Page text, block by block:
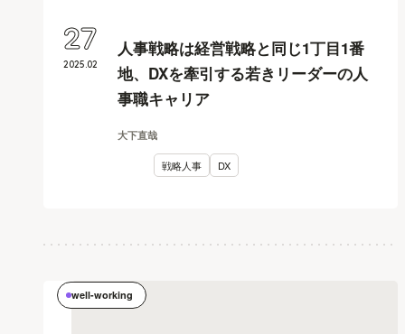
人事戦略は経営戦略と同じ1丁目1番
地、DXを牽引する若きリーダーの人
事職キャリア
大下直哉
戦略人事 DX
2025.02
27
well-working